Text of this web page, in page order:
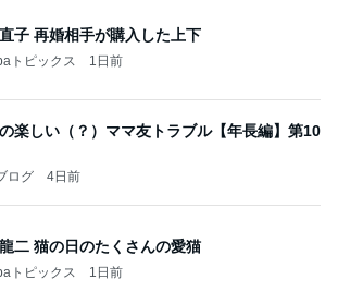
子 再婚相手が購入した上下
トピックス 1日前
楽しい（？）ママ友トラブル【年長編】第10
ログ 4日前
二 猫の日のたくさんの愛猫
トピックス 1日前